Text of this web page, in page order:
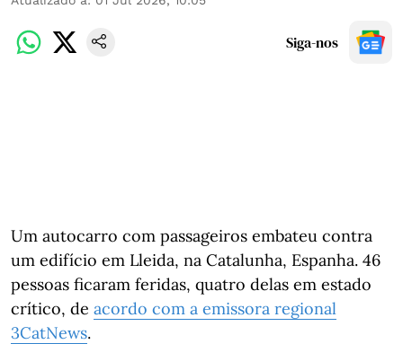
Siga-nos
Um autocarro com passageiros embateu contra
um edifício em Lleida, na Catalunha, Espanha. 46
pessoas ficaram feridas, quatro delas em estado
crítico, de acordo com a emissora regional
3CatNews.